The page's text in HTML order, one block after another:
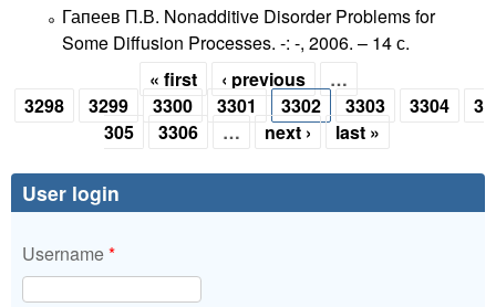
Гапеев П.В. Nonadditive Disorder Problems for
Some Diffusion Processes. -: -, 2006. – 14 с.
Pages
« first ‹ previous
…
3298
3299 3300 3301 3302 3303 3304
3
305
3306 … next › last »
User login
Username*